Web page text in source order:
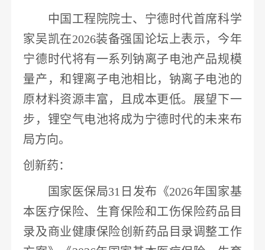
中国工程院院士、 宁德时代首席科学
家吴凯在2026装备强国论坛上表示， 今年
宁德时代将有一系列 钠离子电池产品规模
量产 ，和锂离子电池相比， 钠离子电池的
原材料资源丰富，且成本更低。展望下一
步， 锂空气电池将成为宁德时代的未来布
局方向。
创新药：
国家医保局31日发布 《2026年国家基
本医疗保险、生育保险和工伤保险药品目
录及商业健康保险创新药品目录调整工作